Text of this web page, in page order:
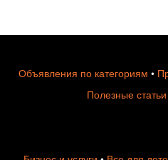
Объявления по категориям •
Полезные статьи